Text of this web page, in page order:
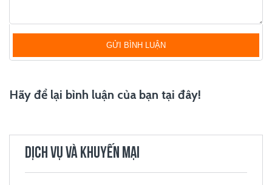
GỬI BÌNH LUẬN
Hãy để lại bình luận của bạn tại đây!
DỊCH VỤ VÀ KHUYẾN MẠI